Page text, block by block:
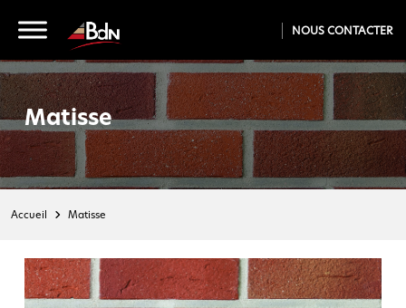
NOUS CONTACTER
Matisse
Accueil Matisse